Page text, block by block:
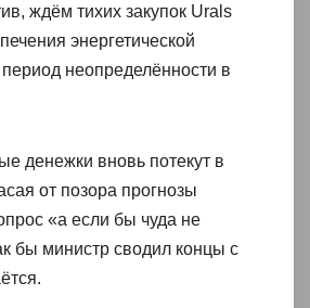
ждём тихих закупок Urals
энергетической
неопределённости в
денежки вновь потекут в
от позора прогнозы
«а если бы чуда не
бы министр сводил концы с